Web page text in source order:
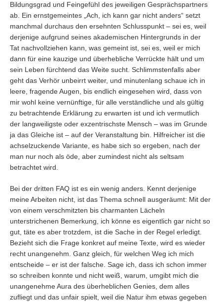
Bildungsgrad und Feingefühl des jeweiligen Gesprächspartners
ab. Ein ernstgemeintes „Ach, ich kann gar nicht anders“ setzt
manchmal durchaus den ersehnten Schlusspunkt – sei es, weil
derjenige aufgrund seines akademischen Hintergrunds in der
Tat nachvollziehen kann, was gemeint ist, sei es, weil er mich
dann für eine kauzige und überhebliche Verrückte hält und um
sein Leben fürchtend das Weite sucht. Schlimmstenfalls aber
geht das Verhör unbeirrt weiter, und minutenlang schaue ich in
leere, fragende Augen, bis endlich eingesehen wird, dass von
mir wohl keine vernünftige, für alle verständliche und als gültig
zu betrachtende Erklärung zu erwarten ist und ich vermutlich
der langweiligste oder exzentrischste Mensch – was im Grunde
ja das Gleiche ist – auf der Veranstaltung bin. Hilfreicher ist die
achselzuckende Variante, es habe sich so ergeben, nach der
man nur noch als öde, aber zumindest nicht als seltsam
betrachtet wird.
Bei der dritten FAQ ist es ein wenig anders. Kennt derjenige
meine Arbeiten nicht, ist das Thema schnell ausgeräumt: Mit der
von einem verschmitzten bis charmanten Lächeln
unterstrichenen Bemerkung, ich könne es eigentlich gar nicht so
gut, täte es aber trotzdem, ist die Sache in der Regel erledigt.
Bezieht sich die Frage konkret auf meine Texte, wird es wieder
recht unangenehm. Ganz gleich, für welchen Weg ich mich
entscheide – er ist der falsche. Sage ich, dass ich schon immer
so schreiben konnte und nicht weiß, warum, umgibt mich die
unangenehme Aura des überheblichen Genies, dem alles
zufliegt und das unfair spielt, weil die Natur ihm etwas gegeben